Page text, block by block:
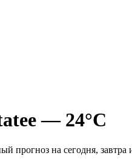
— 24°C
прогноз на сегодня,